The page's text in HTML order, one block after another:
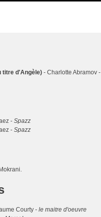
titre d'Angèle) - Charlotte Abramov -
- Spazz
- Spazz
Courty - le maitre d'oeuvre